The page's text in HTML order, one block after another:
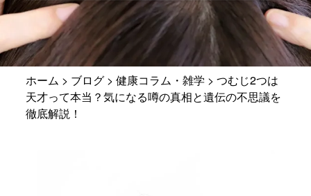
ホーム > ブログ > 健康コラム・雑学 > つむじ2つは
天才って本当？気になる噂の真相と遺伝の不思議を
徹底解説！